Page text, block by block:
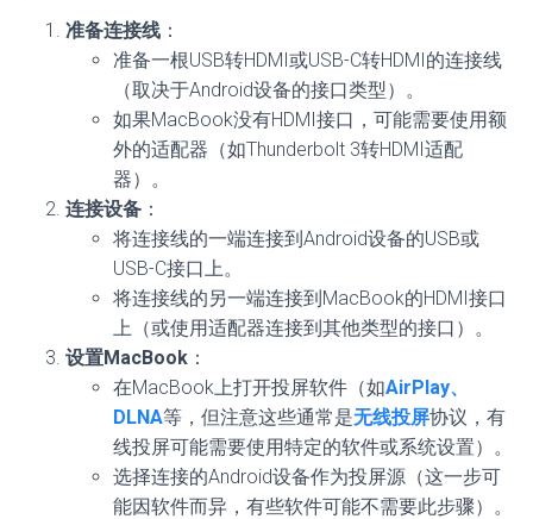
准备连接线 ：
准备一根USB转HDMI或USB-C转HDMI的连接线
（取决于Android设备的接口类型）。
如果MacBook没有HDMI接口，可能需要使用额
外的适配器（如Thunderbolt 3转HDMI适配
器）。
连接设备 ：
将连接线的一端连接到Android设备的USB或
USB-C接口上。
将连接线的另一端连接到MacBook的HDMI接口
上（或使用适配器连接到其他类型的接口）。
设置MacBook ：
在MacBook上打开投屏软件（如AirPlay、
DLNA等，但注意这些通常是无线投屏协议，有
线投屏可能需要使用特定的软件或系统设置）。
选择连接的Android设备作为投屏源（这一步可
能因软件而异，有些软件可能不需要此步骤）。